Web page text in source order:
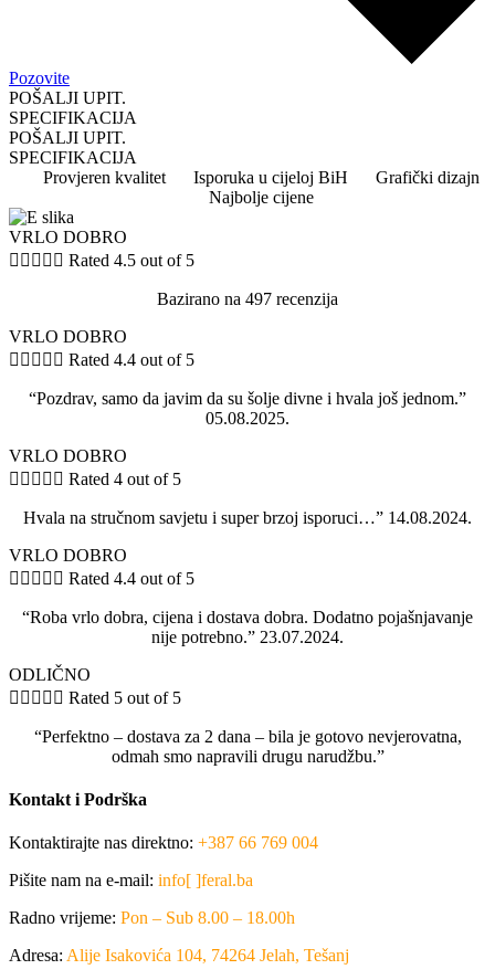
Pozovite
POŠALJI UPIT.
SPECIFIKACIJA
POŠALJI UPIT.
SPECIFIKACIJA
Provjeren kvalitet
Isporuka u cijeloj BiH
Grafički dizajn
Najbolje cijene
VRLO DOBRO
     Rated 4.5 out of 5
Bazirano na 497 recenzija
VRLO DOBRO
     Rated 4.4 out of 5
“Pozdrav, samo da javim da su šolje divne i hvala još jednom.”
05.08.2025.
VRLO DOBRO
     Rated 4 out of 5
Hvala na stručnom savjetu i super brzoj isporuci…” 14.08.2024.
VRLO DOBRO
     Rated 4.4 out of 5
“Roba vrlo dobra, cijena i dostava dobra. Dodatno pojašnjavanje
nije potrebno.” 23.07.2024.
ODLIČNO
     Rated 5 out of 5
“Perfektno – dostava za 2 dana – bila je gotovo nevjerovatna,
odmah smo napravili drugu narudžbu.”
Kontakt i Podrška
Kontaktirajte nas direktno: +387 66 769 004
Pišite nam na e-mail: info[ ]feral.ba
Radno vrijeme: Pon – Sub 8.00 – 18.00h
Adresa: Alije Isakovića 104, 74264 Jelah, Tešanj